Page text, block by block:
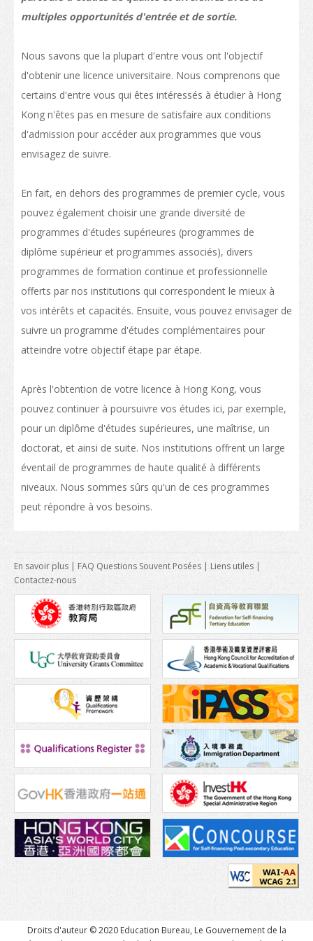
Liste des programmes
Structure des qualifications
La politique de "Développer le statut de HK en tant que pôle international
d'éducation"
Calendrier des établissements de Hong Kong
Parcours d'étude
Poser votre candidature pour vos études
Poser votre candidature
Visas
Conditions d’admission
Services d’asssistance
Coût de la vie
Santé et sécurité
Aspects financiers
Télécommunications
Transport
Carte
Student Voices
Océanie
Europe
Amérique du Nord
Afrique
Après l’obtention de votre diplôme
multiples opportunités d'entrée et de sortie.
Nous savons que la plupart d'entre vous ont l'objectif
d'obtenir une licence universitaire. Nous comprenons que
certains d'entre vous qui êtes intéressés à étudier à Hong
Kong n'êtes pas en mesure de satisfaire aux conditions
d'admission pour accéder aux programmes que vous
envisagez de suivre.
En fait, en dehors des programmes de premier cycle, vous
pouvez également choisir une grande diversité de
programmes d'études supérieures (programmes de
diplôme supérieur et programmes associés), divers
programmes de formation continue et professionnelle
offerts par nos institutions qui correspondent le mieux à
vos intérêts et capacités. Ensuite, vous pouvez envisager de
suivre un programme d'études complémentaires pour
atteindre votre objectif étape par étape.
Après l'obtention de votre licence à Hong Kong, vous
pouvez continuer à poursuivre vos études ici, par exemple,
pour un diplôme d'études supérieures, une maîtrise, un
doctorat, et ainsi de suite. Nos institutions offrent un large
éventail de programmes de haute qualité à différents
niveaux. Nous sommes sûrs qu'un de ces programmes
peut répondre à vos besoins.
En savoir plus | FAQ Questions Souvent Posées | Liens utiles |
Contactez-nous
Droits d'auteur © 2020 Education Bureau, Le Gouvernement de la